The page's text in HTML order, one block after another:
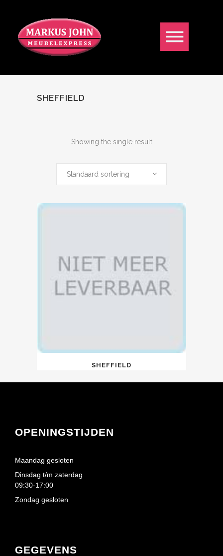
SHEFFIELD
Showing the single result
Standaard sortering
SHEFFIELD
GEGEVENS
OPENINGSTIJDEN
Maandag gesloten
Dinsdag t/m zaterdag
09:30-17:00
Zondag gesloten